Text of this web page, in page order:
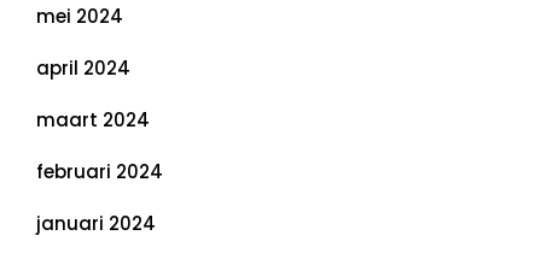
mei 2024
april 2024
maart 2024
februari 2024
januari 2024